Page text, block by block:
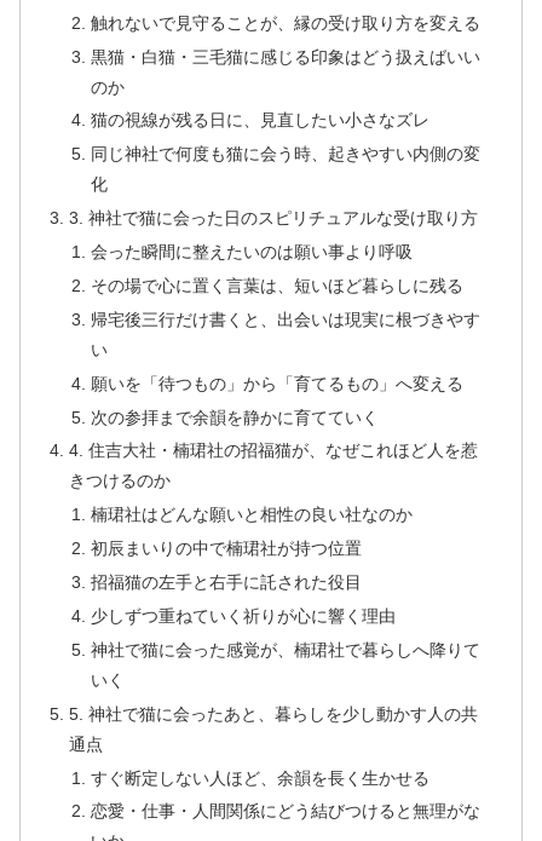
触れないで見守ることが、縁の受け取り方を変える
黒猫・白猫・三毛猫に感じる印象はどう扱えばいい
のか
猫の視線が残る日に、見直したい小さなズレ
同じ神社で何度も猫に会う時、起きやすい内側の変
化
3. 神社で猫に会った日のスピリチュアルな受け取り方
会った瞬間に整えたいのは願い事より呼吸
その場で心に置く言葉は、短いほど暮らしに残る
帰宅後三行だけ書くと、出会いは現実に根づきやす
い
願いを「待つもの」から「育てるもの」へ変える
次の参拝まで余韻を静かに育てていく
4. 住吉大社・楠珺社の招福猫が、なぜこれほど人を惹
きつけるのか
楠珺社はどんな願いと相性の良い社なのか
初辰まいりの中で楠珺社が持つ位置
招福猫の左手と右手に託された役目
少しずつ重ねていく祈りが心に響く理由
神社で猫に会った感覚が、楠珺社で暮らしへ降りて
いく
5. 神社で猫に会ったあと、暮らしを少し動かす人の共
通点
すぐ断定しない人ほど、余韻を長く生かせる
恋愛・仕事・人間関係にどう結びつけると無理がな